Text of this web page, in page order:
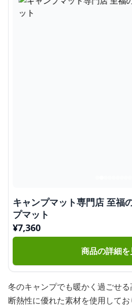
キャンプマット専門店 至福
プマット
¥7,360
商品の詳細を
冬のキャンプでも暖かく過ごせる
断熱性に優れた素材を使用して